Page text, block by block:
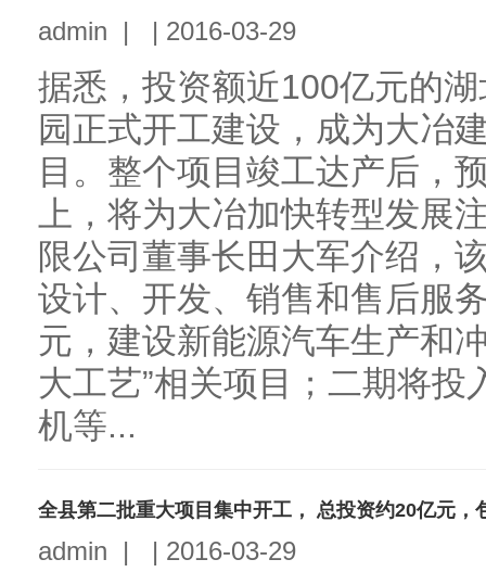
admin | | 2016-03-29
据悉，投资额近100亿元的
园正式开工建设，成为大冶
目。整个项目竣工达产后，
上，将为大冶加快转型发展
限公司董事长田大军介绍，
设计、开发、销售和售后服
元，建设新能源汽车生产和
大工艺”相关项目；二期将
机等...
全县第二批重大项目集中开工， 总投资约20亿元，
admin | | 2016-03-29